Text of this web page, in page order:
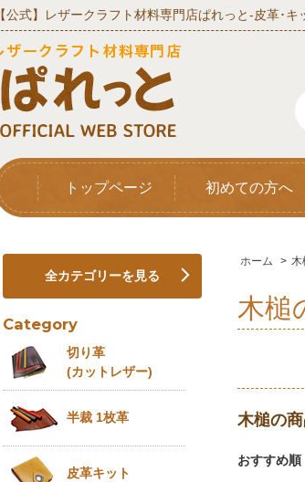
【公式】レザークラフト材料専門店ぱれっと‐皮革･キ
トップページ 初めての方へ
ホーム > 木
木槌
木槌の
おすすめ順
全カテゴリーを見る
Category
切り革
(カットレザー)
半裁 1枚革
皮革キット